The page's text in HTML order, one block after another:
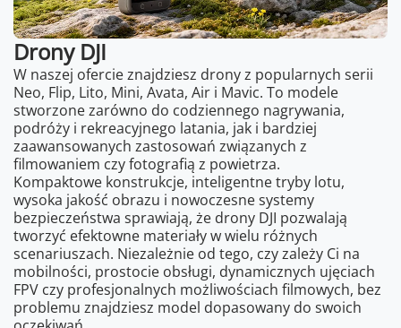
Drony DJI
W naszej ofercie znajdziesz drony z popularnych serii
Neo, Flip, Lito, Mini, Avata, Air i Mavic. To modele
stworzone zarówno do codziennego nagrywania,
podróży i rekreacyjnego latania, jak i bardziej
zaawansowanych zastosowań związanych z
filmowaniem czy fotografią z powietrza.
Kompaktowe konstrukcje, inteligentne tryby lotu,
wysoka jakość obrazu i nowoczesne systemy
bezpieczeństwa sprawiają, że drony DJI pozwalają
tworzyć efektowne materiały w wielu różnych
scenariuszach. Niezależnie od tego, czy zależy Ci na
mobilności, prostocie obsługi, dynamicznych ujęciach
FPV czy profesjonalnych możliwościach filmowych, bez
problemu znajdziesz model dopasowany do swoich